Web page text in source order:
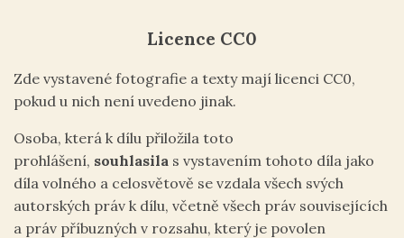
Licence CC0
Zde vystavené fotografie a texty mají licenci CC0,
pokud u nich není uvedeno jinak.
Osoba, která k dílu přiložila toto
prohlášení, souhlasila s vystavením tohoto díla jako
díla volného a celosvětově se vzdala všech svých
autorských práv k dílu, včetně všech práv souvisejících
a práv příbuzných v rozsahu, který je povolen